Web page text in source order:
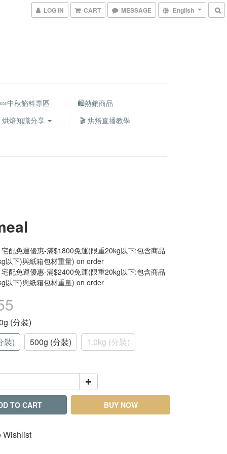
LOG IN CART MESSAGE English
🍬中秋餡料專區
🛍熱銷商品
烘焙知識分享
🎬 烘焙直播教學
宅配免運優惠-滿$1800免運(限重20kg以下:包含商品
以下)與紙箱包材重量) on order
宅配免運優惠-滿$2400免運(限重20kg以下:包含商品
以下)與紙箱包材重量) on order
(分裝)
裝)
500g (分裝) 1.0kg (分裝)
TO CART BUY NOW
Wishlist